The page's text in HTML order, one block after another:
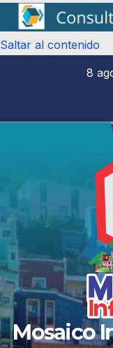
Saltar al contenido
8
Mosaico